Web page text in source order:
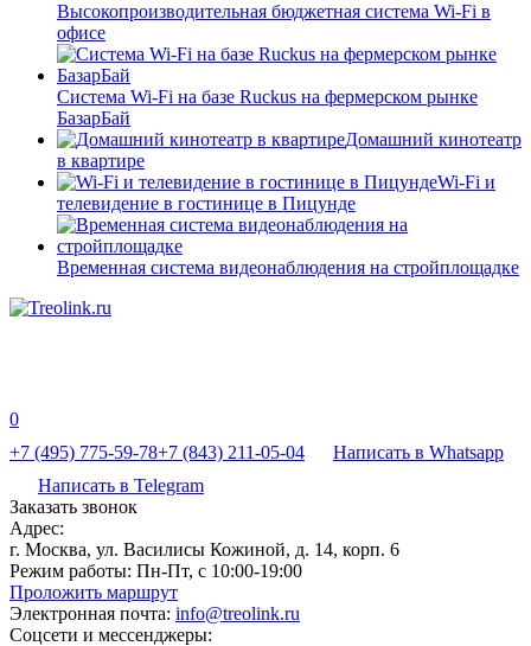
Высокопроизводительная бюджетная система Wi-Fi в
офисе
Система Wi-Fi на базе Ruckus на фермерском рынке
БазарБай
Домашний кинотеатр
в квартире
Wi-Fi и
телевидение в гостинице в Пицунде
Временная система видеонаблюдения на стройплощадке
0
+7 (495) 775-59-78+7 (843) 211-05-04
Написать в Whatsapp
Написать в Telegram
Заказать звонок
Адрес:
г. Москва, ул. Василисы Кожиной, д. 14, корп. 6
Режим работы: Пн-Пт, с 10:00-19:00
Проложить маршрут
Электронная почта: info@treolink.ru
Соцсети и мессенджеры: